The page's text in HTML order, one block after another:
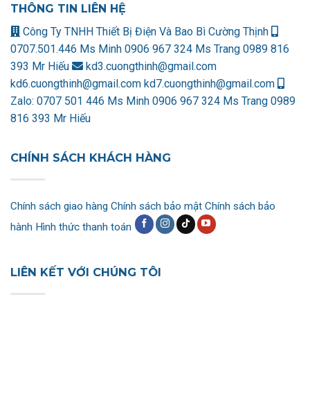
THÔNG TIN LIÊN HỆ
Công Ty TNHH Thiết Bị Điện Và Bao Bì Cường Thịnh
0707.501.446 Ms Minh 0906 967 324 Ms Trang 0989 816
393 Mr Hiếu
kd3.cuongthinh@gmail.com
kd6.cuongthinh@gmail.com kd7.cuongthinh@gmail.com
Zalo: 0707 501 446 Ms Minh 0906 967 324 Ms Trang 0989
816 393 Mr Hiếu
CHÍNH SÁCH KHÁCH HÀNG
Chính sách giao hàng Chính sách bảo mật Chính sách bảo
hành Hình thức thanh toán
LIÊN KẾT VỚI CHÚNG TÔI